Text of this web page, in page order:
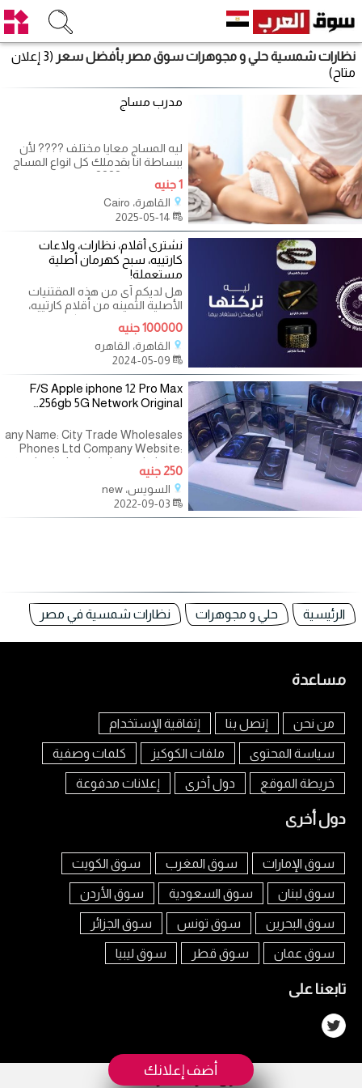
نظارات شمسية حلي و مجوهرات سوق مصر بأفضل سعر
(3 إعلان
متاح)
مدرب مساج
ليه المساج معايا مختلف ???? لأن
ببساطة انا بقدملك كل انواع المساج
الي ف خيالك ???? وانا مدرب خبره
مش
1 جنيه
القاهرة، Cairo
نشترى أقلام، نظارات، ولاعات
كارتييه، سبح كهرمان أصلية
مستعملة!
هل لديكم أى من هذه المقتنيات
الأصلية الثمينه من أقلام كارتييه،
ديبو، مون بلو، نظارات كارتييه،
100000 جنيه
القاهرة، القاهره
F/S Apple iphone 12 Pro Max
256gb 5G Network Original…
Name: City Trade Wholesales
Phones Ltd Company Website:
Contact :
or
250 جنيه
السويس، new
أضف إعلانك
الرئيسية حلي و مجوهرات نظارات شمسية في مصر
مساعدة
من نحن إتصل بنا إتفاقية الإستخدام
سياسة المحتوى ملفات الكوكيز كلمات وصفية
خريطة الموقع دول أخرى إعلانات مدفوعة
دول أخرى
سوق الإمارات سوق المغرب سوق الكويت
سوق لبنان سوق السعودية سوق الأردن
سوق البحرين سوق تونس سوق الجزائر
سوق عمان سوق قطر سوق ليبيا
تابعنا على
سوق العرب مصر © 2026